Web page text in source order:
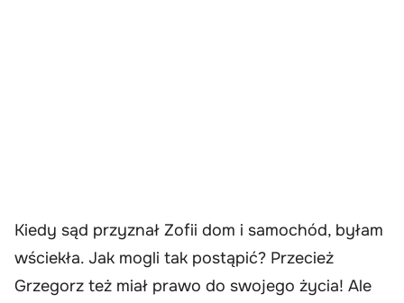
Kiedy sąd przyznał Zofii dom i samochód, byłam
wściekła. Jak mogli tak postąpić? Przecież
Grzegorz też miał prawo do swojego życia! Ale